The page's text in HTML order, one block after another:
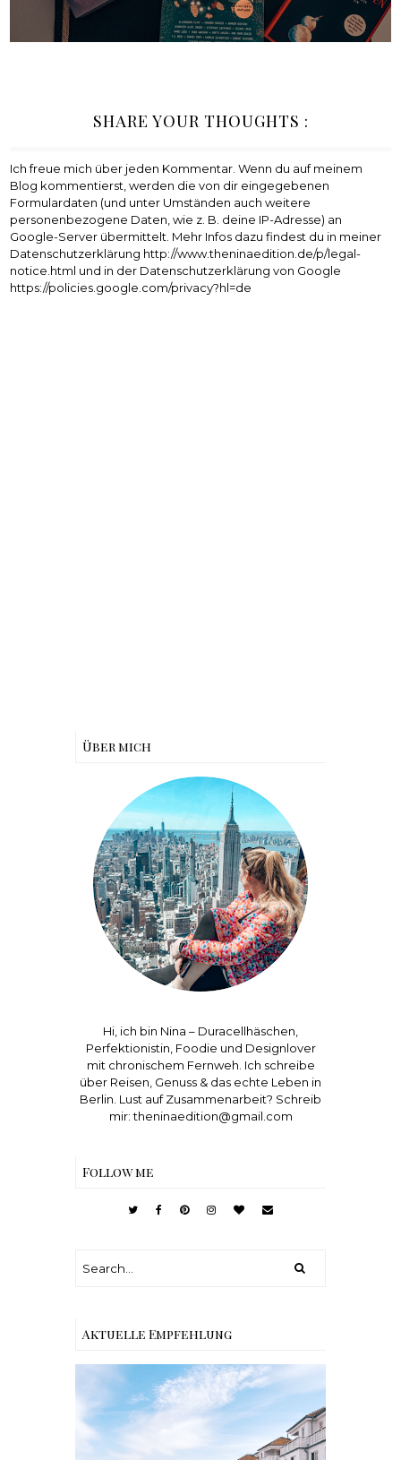
SHARE YOUR THOUGHTS :
Ich freue mich über jeden Kommentar. Wenn du auf meinem
Blog kommentierst, werden die von dir eingegebenen
Formulardaten (und unter Umständen auch weitere
personenbezogene Daten, wie z. B. deine IP-Adresse) an
Google-Server übermittelt. Mehr Infos dazu findest du in meiner
Datenschutzerklärung http://www.theninaedition.de/p/legal-
notice.html und in der Datenschutzerklärung von Google
https://policies.google.com/privacy?hl=de
Über mich
Hi, ich bin Nina – Duracellhäschen,
Perfektionistin, Foodie und Designlover
mit chronischem Fernweh. Ich schreibe
über Reisen, Genuss & das echte Leben in
Berlin. Lust auf Zusammenarbeit? Schreib
mir: theninaedition@gmail.com
Follow me
Aktuelle Empfehlung
Reisen - Schleiregion